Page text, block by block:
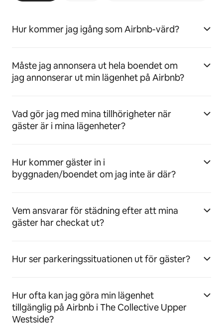
Hur kommer jag igång som Airbnb-värd?
Måste jag annonsera ut hela boendet om
jag annonserar ut min lägenhet på Airbnb?
Vad gör jag med mina tillhörigheter när
gäster är i mina lägenheter?
Hur kommer gäster in i
byggnaden/boendet om jag inte är där?
Vem ansvarar för städning efter att mina
gäster har checkat ut?
Hur ser parkeringssituationen ut för gäster?
Hur ofta kan jag göra min lägenhet
tillgänglig på Airbnb i The Collective Upper
Westside?